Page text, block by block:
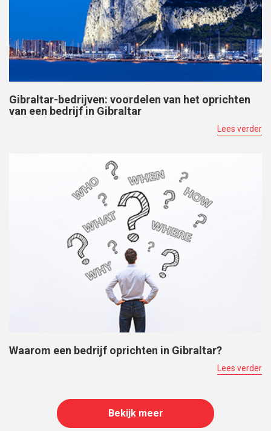
Gibraltar-bedrijven: voordelen van het oprichten
van een bedrijf in Gibraltar
Lees verder
Waarom een bedrijf oprichten in Gibraltar?
Lees verder
Bekijk meer